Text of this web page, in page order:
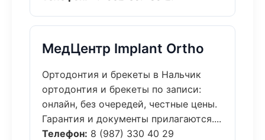
МедЦентр Implant Ortho
Ортодонтия и брекеты в Нальчик
ортодонтия и брекеты по записи:
онлайн, без очередей, честные цены.
Гарантия и документы прилагаются....
Телефон: 8 (987) 330 40 29